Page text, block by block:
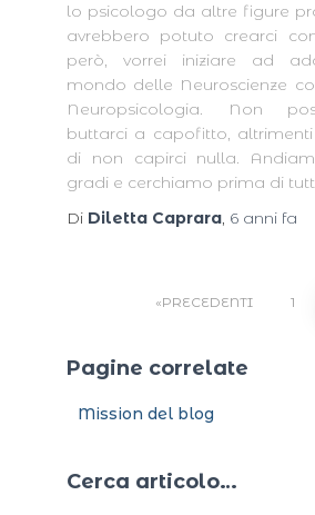
lo psicologo da altre figure
avrebbero potuto crearci
però, vorrei iniziare ad
mondo delle Neuroscienze
Neuropsicologia. Non
buttarci a capofitto,
di non capirci nulla.
gradi e cerchiamo prima di
Di Diletta Caprara, 6 annifa
Paginazione
degli
articoli
PRECEDENTI 1
Pagine correlate
Mission del blog
Cerca articolo…